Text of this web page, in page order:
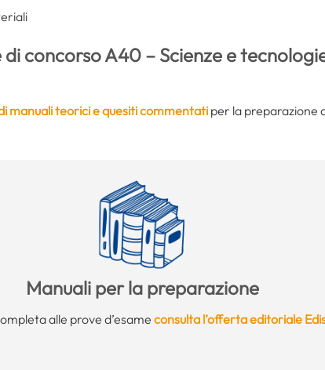
concorso A40 – Scienze e
manuali teorici e quesiti commentati per la preparazione
Manuali per la preparazione
alle prove d’esame consulta l’offerta editoriale